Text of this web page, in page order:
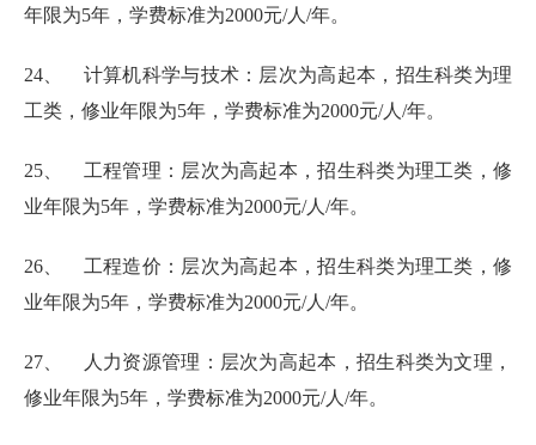
年限为5年，学费标准为2000元/人/年。
24、 计算机科学与技术：层次为高起本，招生科类为理
工类，修业年限为5年，学费标准为2000元/人/年。
25、 工程管理：层次为高起本，招生科类为理工类，修
业年限为5年，学费标准为2000元/人/年。
26、 工程造价：层次为高起本，招生科类为理工类，修
业年限为5年，学费标准为2000元/人/年。
27、 人力资源管理：层次为高起本，招生科类为文理，
修业年限为5年，学费标准为2000元/人/年。